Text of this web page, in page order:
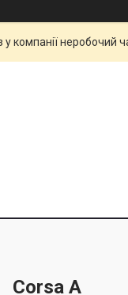
у компанії неробочий
Corsa A